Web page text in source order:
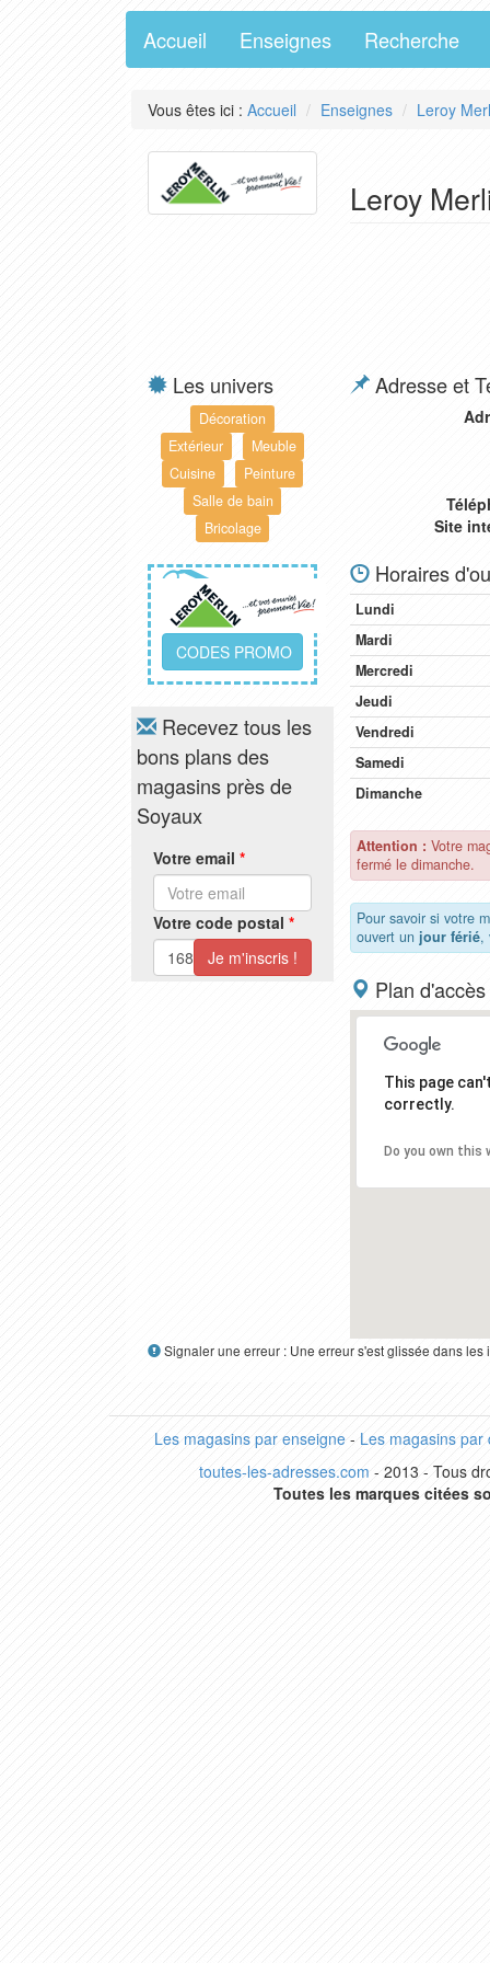
Accueil Enseignes Recherche
Vous êtes ici : Accueil Enseignes Leroy
Leroy
Les univers
Décoration
Extérieur
Meuble
Cuisine
Peinture
Salle de bain
Bricolage
CODES PROMO
Recevez tous les
bons plans des
magasins près de
Soyaux
Votre email *
Votre code postal *
Adresse et
Site
Horaires
Lundi
Mardi
Mercredi
Jeudi
Vendredi
Samedi
Dimanche
Attention : Votre
fermé le dimanche.
Pour savoir si votre
ouvert un jour férié,
Plan d'accès
This page
correctly.
Do you own this
Signaler une erreur : Une erreur s'est glissée dans
Les magasins par enseigne- Les magasins par
toutes-les-adresses.com - 2013 - Tous
Toutes les marques citées